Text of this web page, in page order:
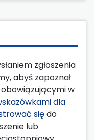
zgłoszenia
abyś zapoznał
w
dla
siędo
lub